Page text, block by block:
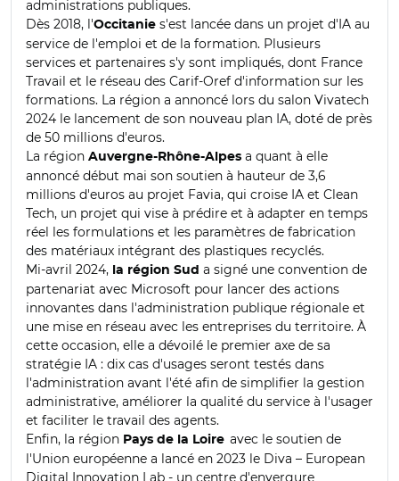
administrations publiques.
Dès 2018, l'Occitanie s'est lancée dans un projet d'IA au
service de l'emploi et de la formation. Plusieurs
services et partenaires s'y sont impliqués, dont France
Travail et le réseau des Carif-Oref d'information sur les
formations. La région a annoncé lors du salon Vivatech
2024 le lancement de son nouveau plan IA, doté de près
de 50 millions d'euros.
La région Auvergne-Rhône-Alpes a quant à elle
annoncé début mai son soutien à hauteur de 3,6
millions d'euros au projet Favia, qui croise IA et Clean
Tech, un projet qui vise à prédire et à adapter en temps
réel les formulations et les paramètres de fabrication
des matériaux intégrant des plastiques recyclés.
Mi-avril 2024, la région Sud a signé une convention de
partenariat avec Microsoft pour lancer des actions
innovantes dans l'administration publique régionale et
une mise en réseau avec les entreprises du territoire. À
cette occasion, elle a dévoilé le premier axe de sa
stratégie IA : dix cas d'usages seront testés dans
l'administration avant l'été afin de simplifier la gestion
administrative, améliorer la qualité du service à l'usager
et faciliter le travail des agents.
Enfin, la région Pays de la Loire avec le soutien de
l'Union européenne a lancé en 2023 le Diva – European
Digital Innovation Lab - un centre d'envergure